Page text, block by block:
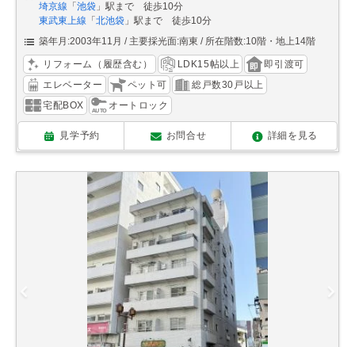
埼京線 「 池袋 」駅まで 徒歩10分
東武東上線 「 北池袋 」駅まで 徒歩10分
築年月:2003年11月
主要採光面:南東 所在階数:10階・地上14階
リフォーム（履歴含む） LDK15帖以上
即引渡可
エレベーター
ペット可
総戸数30戸以上
宅配BOX
オートロック
見学予約 お問合せ 詳細を見る